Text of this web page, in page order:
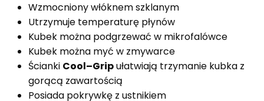
Wzmocniony włóknem szklanym
Utrzymuje temperaturę płynów
Kubek można podgrzewać w mikrofalówce
Kubek można myć w zmywarce
Ścianki Cool–Gripułatwiają trzymanie kubka z
gorącą zawartością
Posiada pokrywkę z ustnikiem